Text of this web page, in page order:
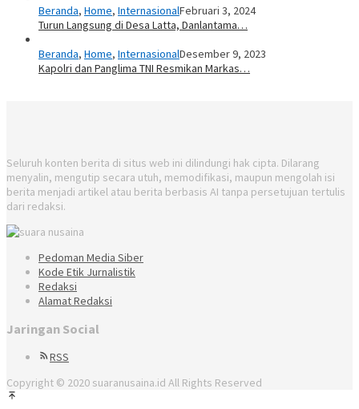
Beranda, Home, InternasionalFebruari 3, 2024
Turun Langsung di Desa Latta, Danlantama…
Beranda, Home, InternasionalDesember 9, 2023
Kapolri dan Panglima TNI Resmikan Markas…
Seluruh konten berita di situs web ini dilindungi hak cipta. Dilarang
menyalin, mengutip secara utuh, memodifikasi, maupun mengolah isi
berita menjadi artikel atau berita berbasis AI tanpa persetujuan tertulis
dari redaksi.
Pedoman Media Siber
Kode Etik Jurnalistik
Redaksi
Alamat Redaksi
Jaringan Social
RSS
Copyright © 2020 suaranusaina.id All Rights Reserved